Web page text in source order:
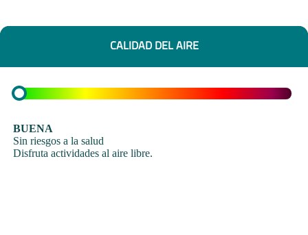
CALIDAD DEL AIRE
BUENA
Sin riesgos a la salud
Disfruta actividades al aire libre.